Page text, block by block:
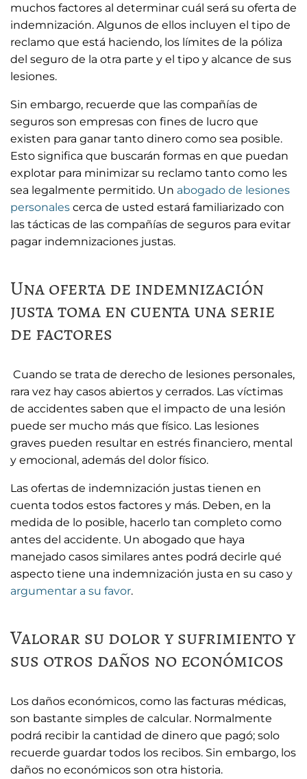
muchos factores al determinar cuál será su oferta de
indemnización. Algunos de ellos incluyen el tipo de
reclamo que está haciendo, los límites de la póliza
del seguro de la otra parte y el tipo y alcance de sus
lesiones.
Sin embargo, recuerde que las compañías de
seguros son empresas con fines de lucro que
existen para ganar tanto dinero como sea posible.
Esto significa que buscarán formas en que puedan
explotar para minimizar su reclamo tanto como les
sea legalmente permitido. Un abogado de lesiones
personales cerca de usted estará familiarizado con
las tácticas de las compañías de seguros para evitar
pagar indemnizaciones justas.
Una oferta de indemnización
justa toma en cuenta una serie
de factores
Cuando se trata de derecho de lesiones personales,
rara vez hay casos abiertos y cerrados. Las víctimas
de accidentes saben que el impacto de una lesión
puede ser mucho más que físico. Las lesiones
graves pueden resultar en estrés financiero, mental
y emocional, además del dolor físico.
Las ofertas de indemnización justas tienen en
cuenta todos estos factores y más. Deben, en la
medida de lo posible, hacerlo tan completo como
antes del accidente. Un abogado que haya
manejado casos similares antes podrá decirle qué
aspecto tiene una indemnización justa en su caso y
argumentar a su favor.
Valorar su dolor y sufrimiento y
sus otros daños no económicos
Los daños económicos, como las facturas médicas,
son bastante simples de calcular. Normalmente
podrá recibir la cantidad de dinero que pagó; solo
recuerde guardar todos los recibos. Sin embargo, los
daños no económicos son otra historia.